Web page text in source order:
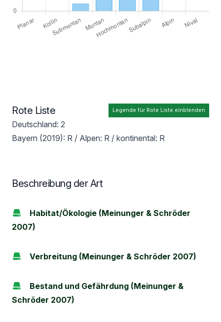
Legende für Rote Liste einblenden
Rote Liste
Deutschland: 2
Bayern (2019): R / Alpen: R / kontinental: R
Beschreibung der Art
Habitat/Ökologie (Meinunger & Schröder
2007)
Verbreitung (Meinunger & Schröder 2007)
Bestand und Gefährdung (Meinunger &
Schröder 2007)